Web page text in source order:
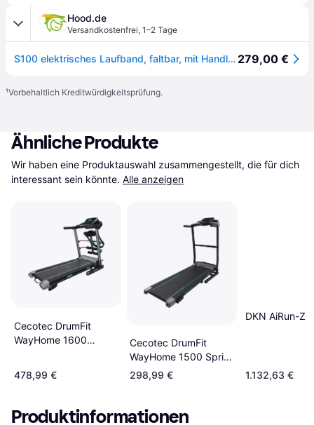
Hood.de
Versandkostenfrei, 1–2 Tage
S100 elektrisches Laufband, faltbar, mit Handlauf, geeignet für Rehabilitations 279,00 €
¹Vorbehaltlich Kreditwürdigkeitsprüfung.
Ähnliche Produkte
Wir haben eine Produktauswahl zusammengestellt, die für dich
interessant sein könnte. Alle anzeigen
Cecotec DrumFit
WayHome 1600
478,99 €
Cecotec DrumFit
WayHome 1500 Sprint
Treadmill
298,99 €
DKN AiRun-Z
1.132,63 €
Produktinformationen